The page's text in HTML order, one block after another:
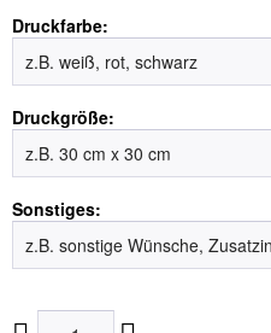
Druckfarbe:
Druckgröße:
Sonstiges: